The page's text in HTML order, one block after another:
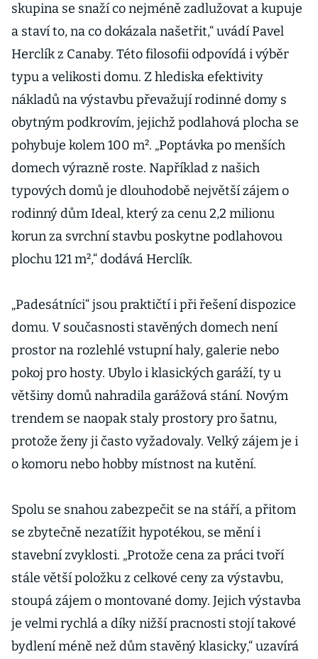
skupina se snaží co nejméně zadlužovat a kupuje
a staví to, na co dokázala našetřit,“ uvádí Pavel
Herclík z Canaby. Této filosofii odpovídá i výběr
typu a velikosti domu. Z hlediska efektivity
nákladů na výstavbu převažují rodinné domy s
obytným podkrovím, jejichž podlahová plocha se
pohybuje kolem 100 m². „Poptávka po menších
domech výrazně roste. Například z našich
typových domů je dlouhodobě největší zájem o
rodinný dům Ideal, který za cenu 2,2 milionu
korun za svrchní stavbu poskytne podlahovou
plochu 121 m²,“ dodává Herclík.
„Padesátníci“ jsou praktičtí i při řešení dispozice
domu. V současnosti stavěných domech není
prostor na rozlehlé vstupní haly, galerie nebo
pokoj pro hosty. Ubylo i klasických garáží, ty u
většiny domů nahradila garážová stání. Novým
trendem se naopak staly prostory pro šatnu,
protože ženy ji často vyžadovaly. Velký zájem je i
o komoru nebo hobby místnost na kutění.
Spolu se snahou zabezpečit se na stáří, a přitom
se zbytečně nezatížit hypotékou, se mění i
stavební zvyklosti. „Protože cena za práci tvoří
stále větší položku z celkové ceny za výstavbu,
stoupá zájem o montované domy. Jejich výstavba
je velmi rychlá a díky nižší pracnosti stojí takové
bydlení méně než dům stavěný klasicky,“ uzavírá